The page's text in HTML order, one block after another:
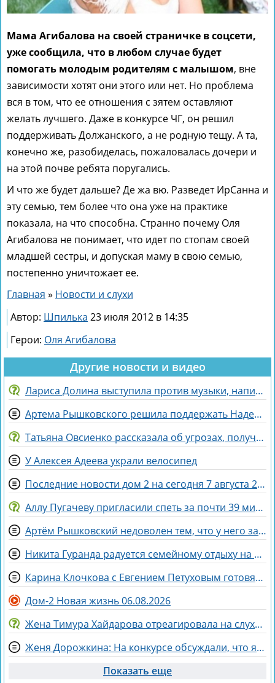
Мама Агибалова на своей страничке в соцсети,
уже сообщила, что в любом случае будет
помогать молодым родителям с малышом, вне
зависимости хотят они этого или нет. Но проблема
вся в том, что ее отношения с зятем оставляют
желать лучшего. Даже в конкурсе ЧГ, он решил
поддерживать Должанского, а не родную тещу. А та,
конечно же, разобиделась, пожаловалась дочери и
на этой почве ребята поругались.
И что же будет дальше? Де жа вю. Разведет ИрСанна и
эту семью, тем более что она уже на практике
показала, на что способна. Странно почему Оля
Агибалова не понимает, что идет по стопам своей
младшей сестры, и допуская маму в свою семью,
постепенно уничтожает ее.
Главная » Новости и слухи
Автор: Шпилька 23 июля 2012 в 14:35
Герои: Оля Агибалова
Другие новости и видео
Лариса Долина выступила против музыки, написанной искусственным интеллектом
Артема Рышковского решила поддержать Надежда Ермакова
Татьяна Овсиенко рассказала об угрозах, полученных мамой
У Алексея Адеева украли велосипед
Последние новости дом 2 на сегодня 7 августа 2026
Аллу Пугачеву пригласили спеть за почти 39 миллионов рублей
Артём Рышковский недоволен тем, что у него забрали баллы в конкурсе "Человек года"
Никита Гуранда радуется семейному отдыху на Майорке
Карина Клочкова с Евгением Петуховым готовятся к «Китайским каникулам»
Дом-2 Новая жизнь 06.08.2026
Жена Тимура Хайдарова отреагировала на слухи о колдовстве
Женя Дорожкина: На конкурсе обсуждали, что я злая и мстительная
Показать еще